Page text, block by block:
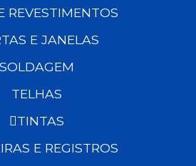
REVESTIMENTOS
E JANELAS
SOLDAGEM
TELHAS
TINTAS
E REGISTROS